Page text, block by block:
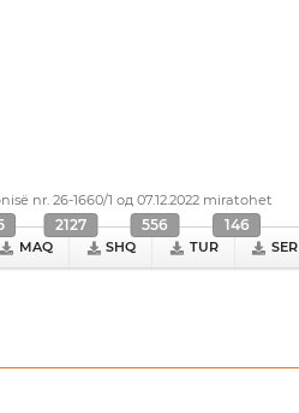
nr. 26-1660/1 од 07.12.2022 miratohet
MAQ SHQ
2127
TUR
556
SER
146